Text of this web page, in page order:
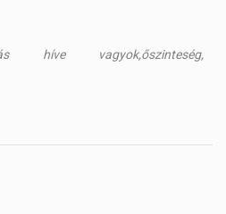
híve vagyok,őszinteség,